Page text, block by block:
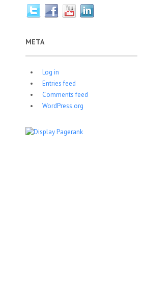
META
Log in
Entries feed
Comments feed
WordPress.org